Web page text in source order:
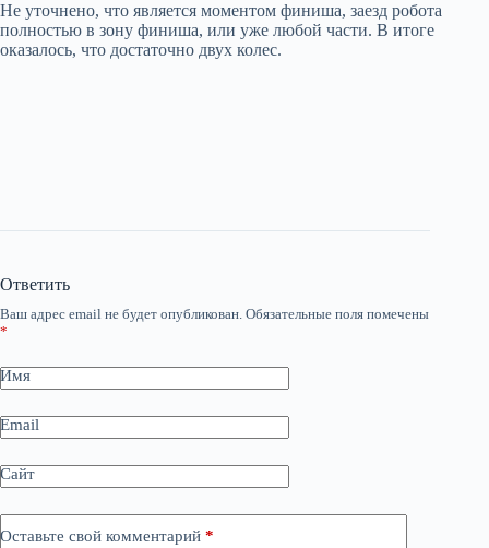
Не уточнено, что является моментом финиша, заезд робота
полностью в зону финиша, или уже любой части. В итоге
оказалось, что достаточно двух колес.
Ответить
Ваш адрес email не будет опубликован. Обязательные поля помечены
*
Имя
Email
Сайт
Оставьте свой комментарий *